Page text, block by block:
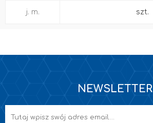
j. m. szt.
NEWSLETTER